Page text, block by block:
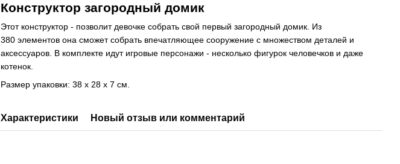
Конструктор загородный домик
Этот конструктор - позволит девочке собрать свой первый загородный домик. Из
380 элементов она сможет собрать впечатляющее сооружение с множеством деталей и
аксессуаров. В комплекте идут игровые персонажи - несколько фигурок человечков и даже
котенок.
Размер упаковки: 38 х 28 х 7 см.
Характеристики Новый отзыв или комментарий